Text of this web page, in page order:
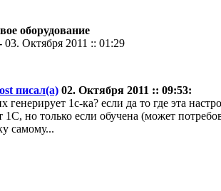
оборудование
03. Октября 2011 :: 01:29
писал(а) 02. Октября 2011 :: 09:53:
генерирует 1с-ка? если да то где эта
1С, но только если обучена (может
самому...